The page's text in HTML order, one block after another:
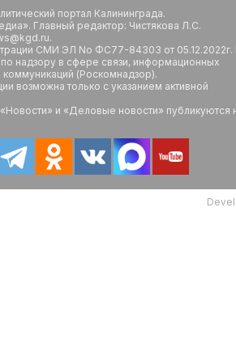
портал Калининграда.
Главный редактор: Чистякова Л.С.
СМИ ЭЛ No ФС77-84303 от
надзору в сфере связи, информационных
(Роскомнадзор).
возможна только с указанием активной
и «Деловые новости» публикуются